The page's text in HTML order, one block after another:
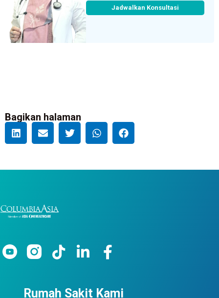
Jadwalkan Konsultasi
Bagikan halaman
Rumah Sakit Kami